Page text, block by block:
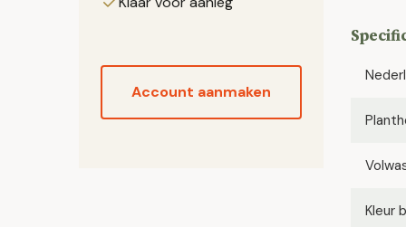
Account aanmaken
Kleur